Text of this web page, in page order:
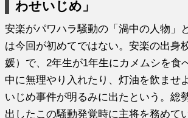
わせいじめ」
安楽がパワハラ騒動の「渦中の人物」
は今回が初めてではない。安楽の出身
媛）で、2年生が1年生にカメムシを食
中に無理やり入れたり、灯油を飲ませ
いじめ事件が明るみに出たという。総
出したこの騒動発覚時に主将を務めて